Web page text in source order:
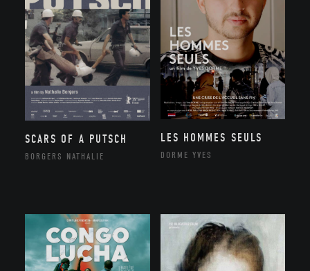
SCARS OF A PUTSCH
BORGERS NATHALIE
LES HOMMES SEULS
DORME YVES